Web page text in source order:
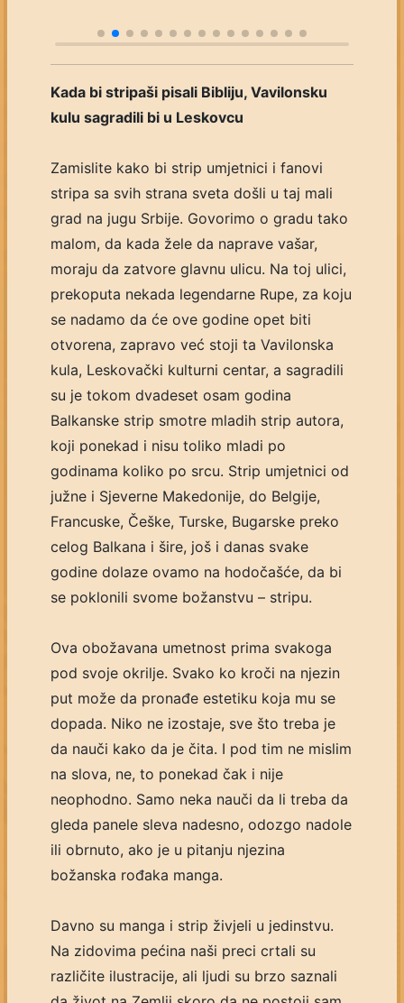
Kada bi stripaši pisali Bibliju, Vavilonsku
kulu sagradili bi u Leskovcu
Zamislite kako bi strip umjetnici i fanovi
stripa sa svih strana sveta došli u taj mali
grad na jugu Srbije. Govorimo o gradu tako
malom, da kada žele da naprave vašar,
moraju da zatvore glavnu ulicu. Na toj ulici,
prekoputa nekada legendarne Rupe, za koju
se nadamo da će ove godine opet biti
otvorena, zapravo već stoji ta Vavilonska
kula, Leskovački kulturni centar, a sagradili
su je tokom dvadeset osam godina
Balkanske strip smotre mladih strip autora,
koji ponekad i nisu toliko mladi po
godinama koliko po srcu. Strip umjetnici od
južne i Sjeverne Makedonije, do Belgije,
Francuske, Češke, Turske, Bugarske preko
celog Balkana i šire, još i danas svake
godine dolaze ovamo na hodočašće, da bi
se poklonili svome božanstvu – stripu.
Ova obožavana umetnost prima svakoga
pod svoje okrilje. Svako ko kroči na njezin
put može da pronađe estetiku koja mu se
dopada. Niko ne izostaje, sve što treba je
da nauči kako da je čita. I pod tim ne mislim
na slova, ne, to ponekad čak i nije
neophodno. Samo neka nauči da li treba da
gleda panele sleva nadesno, odozgo nadole
ili obrnuto, ako je u pitanju njezina
božanska rođaka manga.
Davno su manga i strip živjeli u jedinstvu.
Na zidovima pećina naši preci crtali su
različite ilustracije, ali ljudi su brzo saznali